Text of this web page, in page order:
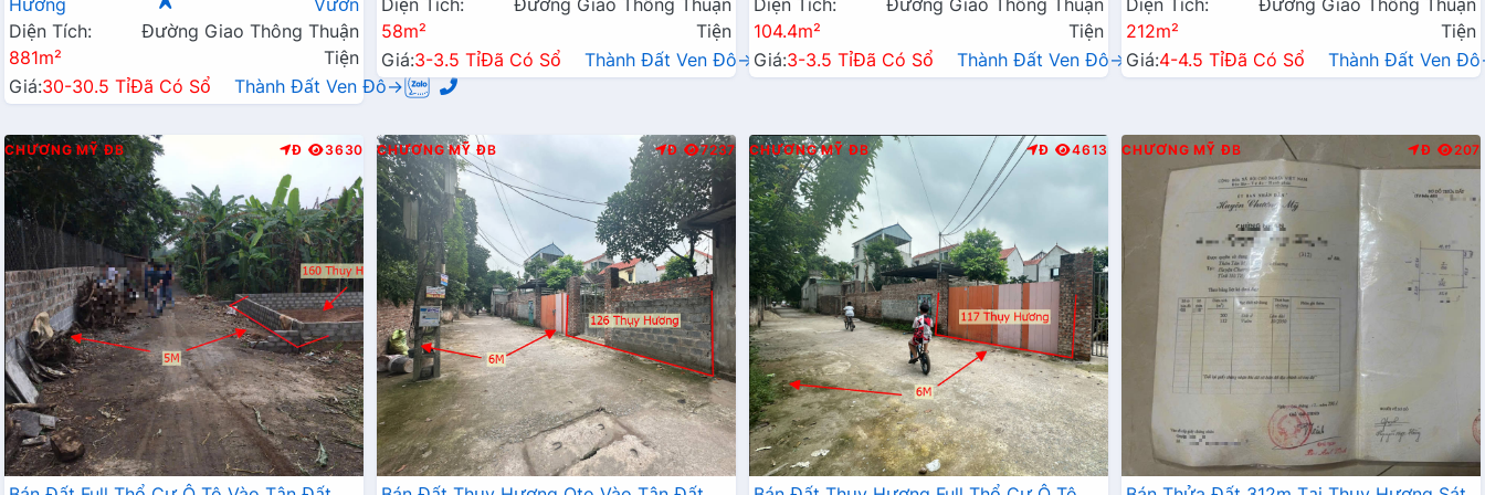
Diện Tích:
881m²
Đường Giao Thông Thuận
Tiện
Giá:30-30.5 TỉĐã Có Sổ Thành Đất Ven Đô→
58m²
Tiện
Giá:3-3.5 TỉĐã Có Sổ Thành Đất Ven Đô→
104.4m²
Tiện
Giá:3-3.5 TỉĐã Có Sổ Thành Đất Ven Đô→
212m²
Tiện
Giá:4-4.5 TỉĐã Có Sổ Thành Đất Ven
CHƯƠNG MỸ ĐB Đ 3630 CHƯƠNG MỸ ĐB Đ 7237 CHƯƠNG MỸ ĐB Đ 4613 CHƯƠNG MỸ ĐB Đ 207